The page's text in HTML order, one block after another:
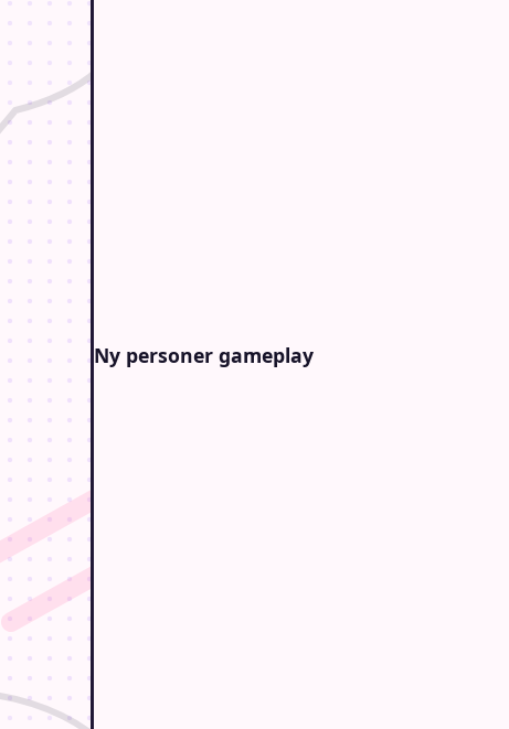
Ny personer gameplay